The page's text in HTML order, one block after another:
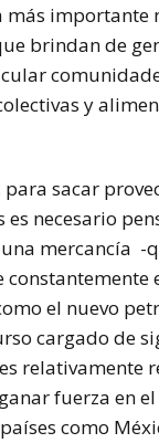
importante
brindan de
y
sacar
necesario
mercancía -
constantemente
el nuevo
cargado de
relativamente
fuerza en
como